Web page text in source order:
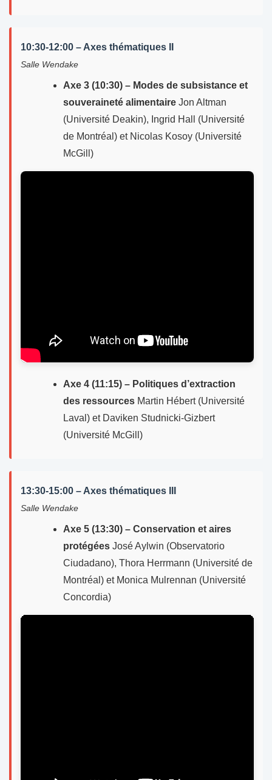
10:30-12:00 – Axes thématiques II
Salle Wendake
Axe 3 (10:30) – Modes de subsistance et
souveraineté alimentaire Jon Altman
(Université Deakin), Ingrid Hall (Université
de Montréal) et Nicolas Kosoy (Université
McGill)
Axe 4 (11:15) – Politiques d’extraction
des ressources Martin Hébert (Université
Laval) et Daviken Studnicki-Gizbert
(Université McGill)
13:30-15:00 – Axes thématiques III
Salle Wendake
Axe 5 (13:30) – Conservation et aires
protégées José Aylwin (Observatorio
Ciudadano), Thora Herrmann (Université de
Montréal) et Monica Mulrennan (Université
Concordia)